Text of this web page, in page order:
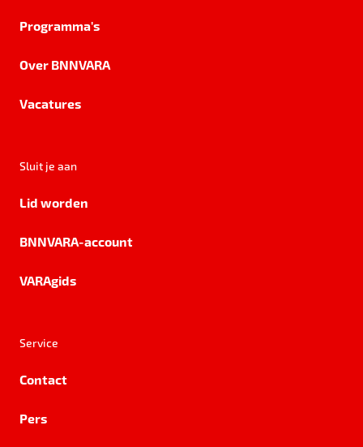
Programma's
Over BNNVARA
Vacatures
Sluit je aan
Lid worden
BNNVARA-account
VARAgids
Service
Contact
Pers